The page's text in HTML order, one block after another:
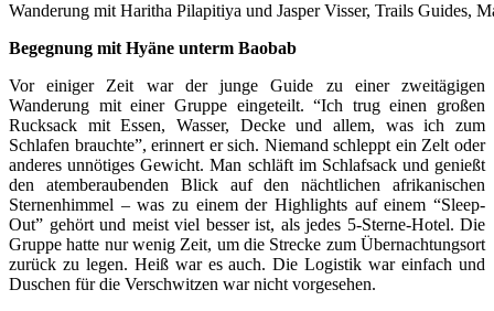
Wanderung mit Haritha Pilapitiya und Jasper Visser, Trails Guides,
Begegnung mit Hyäne unterm Baobab
Vor einiger Zeit war der junge Guide zu einer zweitägigen
Wanderung mit einer Gruppe eingeteilt. “Ich trug einen großen
Rucksack mit Essen, Wasser, Decke und allem, was ich zum
Schlafen brauchte”, erinnert er sich. Niemand schleppt ein Zelt oder
anderes unnötiges Gewicht. Man schläft im Schlafsack und genießt
den atemberaubenden Blick auf den nächtlichen afrikanischen
Sternenhimmel – was zu einem der Highlights auf einem “Sleep-
Out” gehört und meist viel besser ist, als jedes 5-Sterne-Hotel. Die
Gruppe hatte nur wenig Zeit, um die Strecke zum Übernachtungsort
zurück zu legen. Heiß war es auch. Die Logistik war einfach und
Duschen für die Verschwitzen war nicht vorgesehen.